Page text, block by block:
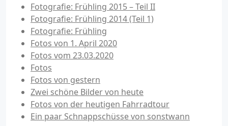
Fotografie: Frühling 2015 – Teil II
Fotografie: Frühling 2014 (Teil 1)
Fotografie: Frühling
Fotos von 1. April 2020
Fotos vom 23.03.2020
Fotos
Fotos von gestern
Zwei schöne Bilder von heute
Fotos von der heutigen Fahrradtour
Ein paar Schnappschüsse von sonstwann